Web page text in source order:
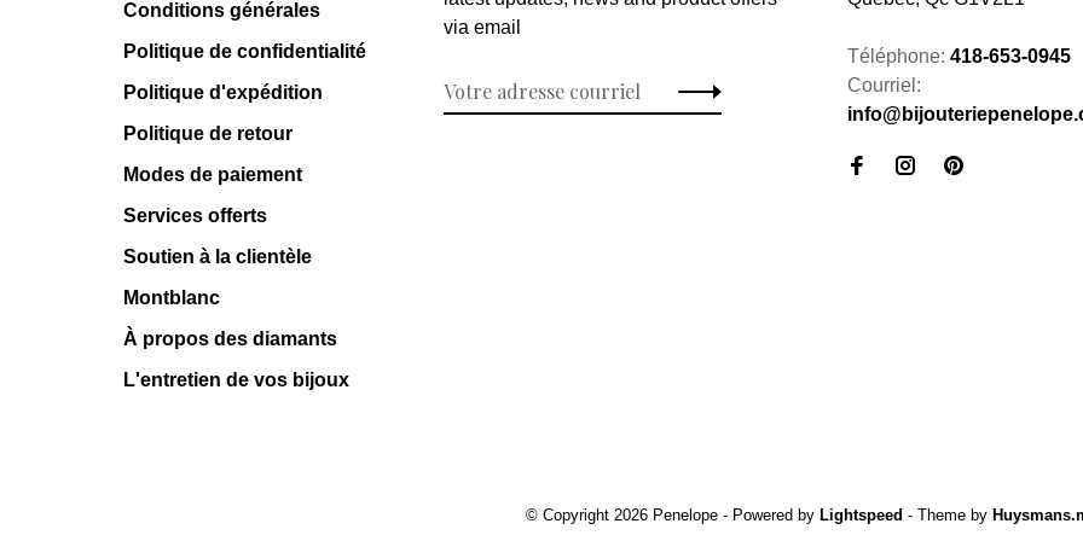
Conditions générales
Politique de confidentialité
Politique d'expédition
Politique de retour
Modes de paiement
Services offerts
Soutien à la clientèle
Montblanc
À propos des diamants
L'entretien de vos bijoux
via email
Téléphone: 418-653-0945
Courriel:
© Copyright 2026 Penelope - Powered by Lightspeed - Theme by